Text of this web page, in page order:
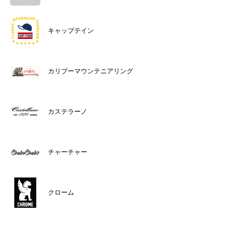
キャップテイン
カリブーマウンテニアリング
カステラーノ
チャーチャー
クローム